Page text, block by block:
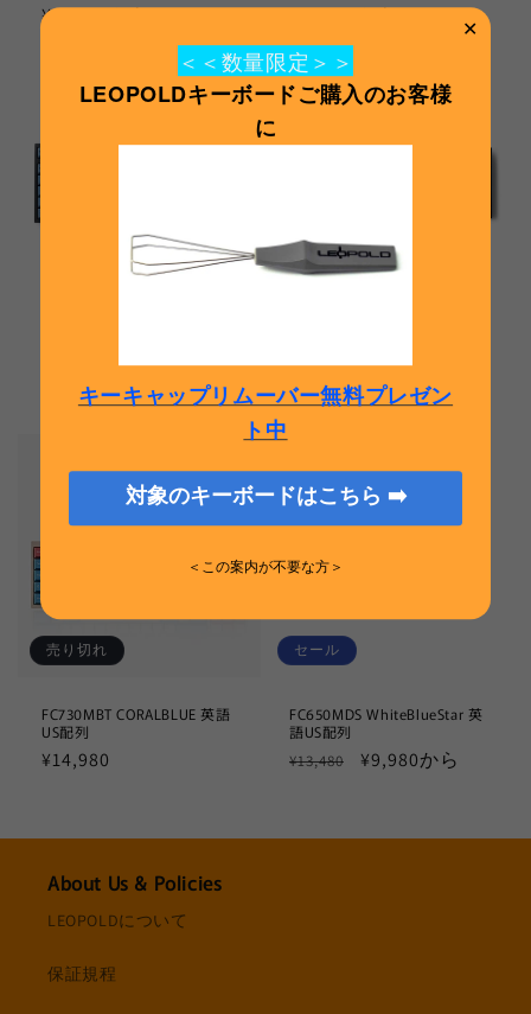
＜＜数量限定＞＞
LEOPOLDキーボードご購入のお客様
に
キーキャップリムーバー無料プレゼン
ト中
対象のキーボードはこちら ➡️
＜この案内が不要な方＞
✕
通
¥15,980から
通
常
価
格
¥13,980から
¥14,480から
通
常
格
¥13,980から
売り切れ
FC730MBT CORALBLUE 英語
US配列
通
格
¥14,980
セール
FC650MDS WhiteBlueStar 英
語US配列
通
格
¥13,480
セ
価
¥9,980から
About Us & Policies
LEOPOLDについて
保証規程